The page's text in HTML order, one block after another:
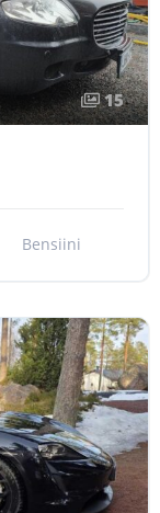
15
Bensiini